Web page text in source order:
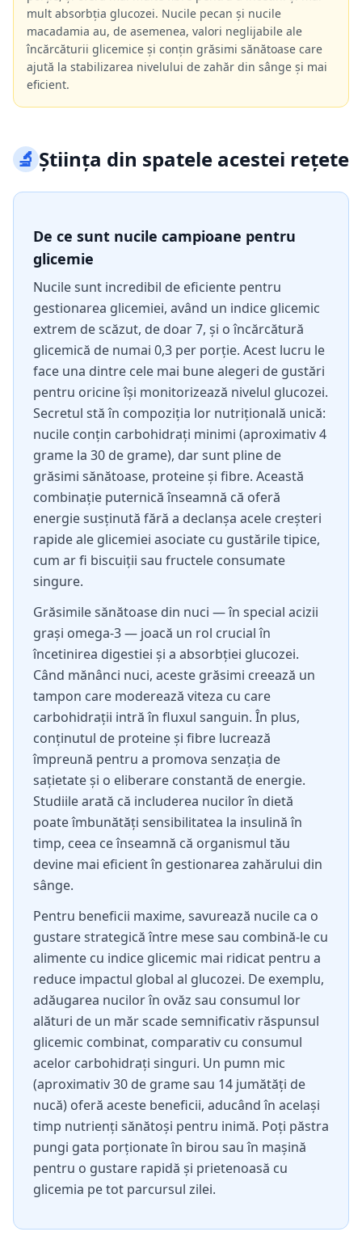
mult absorbția glucozei. Nucile pecan și nucile
macadamia au, de asemenea, valori neglijabile ale
încărcăturii glicemice și conțin grăsimi sănătoase care
ajută la stabilizarea nivelului de zahăr din sânge și mai
eficient.
🔬Știința din spatele acestei rețete
De ce sunt nucile campioane pentru
glicemie
Nucile sunt incredibil de eficiente pentru
gestionarea glicemiei, având un indice glicemic
extrem de scăzut, de doar 7, și o încărcătură
glicemică de numai 0,3 per porție. Acest lucru le
face una dintre cele mai bune alegeri de gustări
pentru oricine își monitorizează nivelul glucozei.
Secretul stă în compoziția lor nutrițională unică:
nucile conțin carbohidrați minimi (aproximativ 4
grame la 30 de grame), dar sunt pline de
grăsimi sănătoase, proteine și fibre. Această
combinație puternică înseamnă că oferă
energie susținută fără a declanșa acele creșteri
rapide ale glicemiei asociate cu gustările tipice,
cum ar fi biscuiții sau fructele consumate
singure.
Grăsimile sănătoase din nuci — în special acizii
grași omega-3 — joacă un rol crucial în
încetinirea digestiei și a absorbției glucozei.
Când mănânci nuci, aceste grăsimi creează un
tampon care moderează viteza cu care
carbohidrații intră în fluxul sanguin. În plus,
conținutul de proteine și fibre lucrează
împreună pentru a promova senzația de
sațietate și o eliberare constantă de energie.
Studiile arată că includerea nucilor în dietă
poate îmbunătăți sensibilitatea la insulină în
timp, ceea ce înseamnă că organismul tău
devine mai eficient în gestionarea zahărului din
sânge.
Pentru beneficii maxime, savurează nucile ca o
gustare strategică între mese sau combină-le cu
alimente cu indice glicemic mai ridicat pentru a
reduce impactul global al glucozei. De exemplu,
adăugarea nucilor în ovăz sau consumul lor
alături de un măr scade semnificativ răspunsul
glicemic combinat, comparativ cu consumul
acelor carbohidrați singuri. Un pumn mic
(aproximativ 30 de grame sau 14 jumătăți de
nucă) oferă aceste beneficii, aducând în același
timp nutrienți sănătoși pentru inimă. Poți păstra
pungi gata porționate în birou sau în mașină
pentru o gustare rapidă și prietenoasă cu
glicemia pe tot parcursul zilei.